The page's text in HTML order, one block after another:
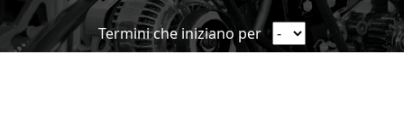
Termini che iniziano per